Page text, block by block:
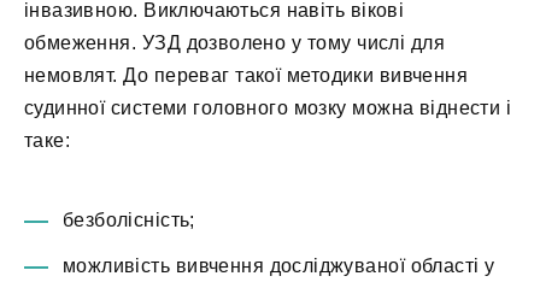
інвазивною. Виключаються навіть вікові
обмеження. УЗД дозволено у тому числі для
немовлят. До переваг такої методики вивчення
судинної системи головного мозку можна віднести і
таке:
безболісність;
можливість вивчення досліджуваної області у